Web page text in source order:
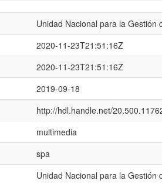
Unidad Nacional para la Gestión
2020-11-23T21:51:16Z
2020-11-23T21:51:16Z
2019-09-18
http://hdl.handle.net/
multimedia
spa
Unidad Nacional para la Gestión